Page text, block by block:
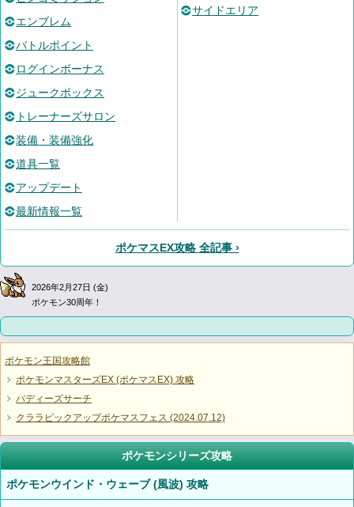
エンブレム
バトルポイント
ログインボーナス
ジュークボックス
トレーナーズサロン
装備・装備強化
道具一覧
アップデート
最新情報一覧
サイドエリア
ポケマスEX攻略 全記事 ›
2026年2月27日 (金)
ポケモン30周年！
ポケモン王国攻略館
ポケモンマスターズEX (ポケマスEX) 攻略
バディーズサーチ
クララピックアップポケマスフェス (2024.07.12)
ポケモンシリーズ攻略
ポケモンウインド・ウェーブ (風波) 攻略